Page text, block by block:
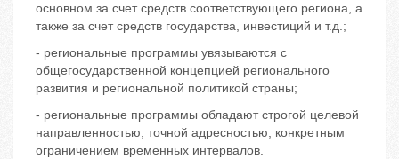
основном за счет средств соответствующего региона, а
также за счет средств государства, инвестиций и т.д.;
- региональные программы увязываются с
общегосударственной концепцией регионального
развития и региональной политикой страны;
- региональные программы обладают строгой целевой
направленностью, точной адресностью, конкретным
ограничением временных интервалов.